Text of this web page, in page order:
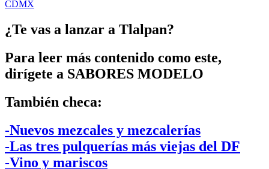
CDMX
¿Te vas a lanzar a Tlalpan?
Para leer más contenido como este,
dirígete a SABORES MODELO
También checa:
-Nuevos mezcales y mezcalerías
-Las tres pulquerías más viejas del DF
-Vino y mariscos